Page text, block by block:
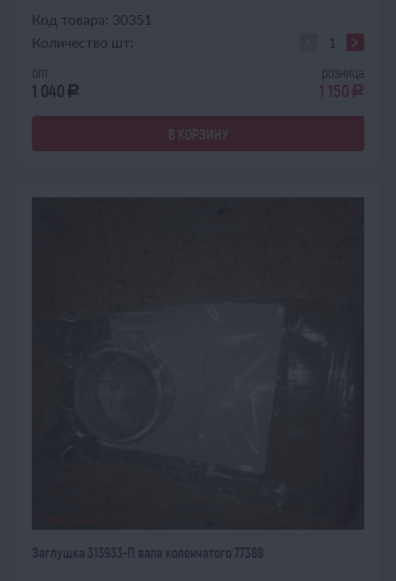
Код товара: 30351
Количество шт:
опт
1 040 a
розница
1 150 a
В КОРЗИНУ
Заглушка 313933-П вала коленчатого 77388